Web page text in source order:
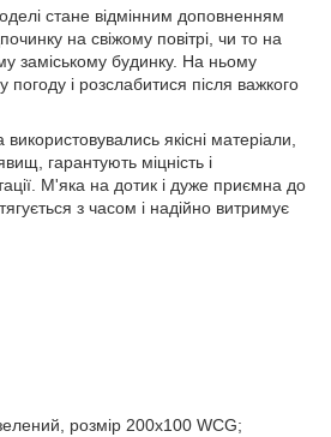
стане відмінним доповненням
на свіжому повітрі, чи то на
заміському будинку. На ньому
погоду і розслабитися після важкого
якісні матеріали,
гарантують міцність і
М'яка на дотик і дуже приємна до
з часом і надійно витримує
розмір 200х100 WCG;